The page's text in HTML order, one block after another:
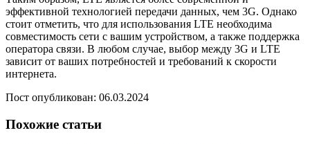
эффективной технологией передачи данных, чем 3G. Однако
стоит отметить, что для использования LTE необходима
совместимость сети с вашим устройством, а также поддержка
оператора связи. В любом случае, выбор между 3G и LTE
зависит от ваших потребностей и требований к скорости
интернета.
Пост опубликован: 06.03.2024
Похожие статьи